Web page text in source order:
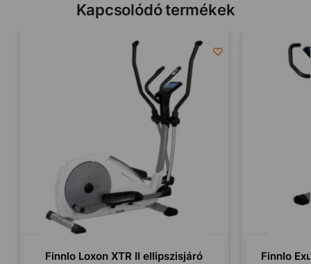
Kapcsolódó termékek
Finnlo Loxon XTR II ellipszisjáró Finnlo